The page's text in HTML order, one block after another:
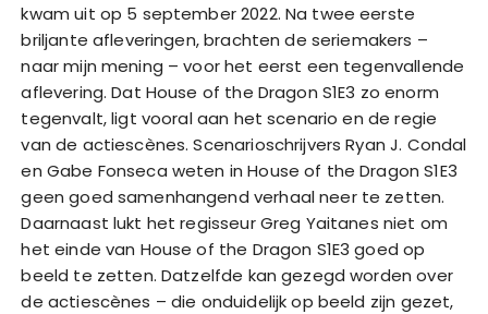
kwam uit op 5 september 2022. Na twee eerste
briljante afleveringen, brachten de seriemakers –
naar mijn mening – voor het eerst een tegenvallende
aflevering. Dat House of the Dragon S1E3 zo enorm
tegenvalt, ligt vooral aan het scenario en de regie
van de actiescènes. Scenarioschrijvers Ryan J. Condal
en Gabe Fonseca weten in House of the Dragon S1E3
geen goed samenhangend verhaal neer te zetten.
Daarnaast lukt het regisseur Greg Yaitanes niet om
het einde van House of the Dragon S1E3 goed op
beeld te zetten. Datzelfde kan gezegd worden over
de actiescènes – die onduidelijk op beeld zijn gezet,